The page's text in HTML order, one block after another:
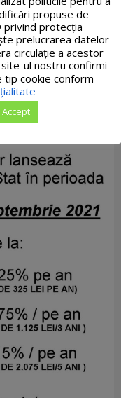
propuse de
privind protecția
prelucrarea datelor
circulație a acestor
ul nostru confirmi
tip cookie conform
Accept